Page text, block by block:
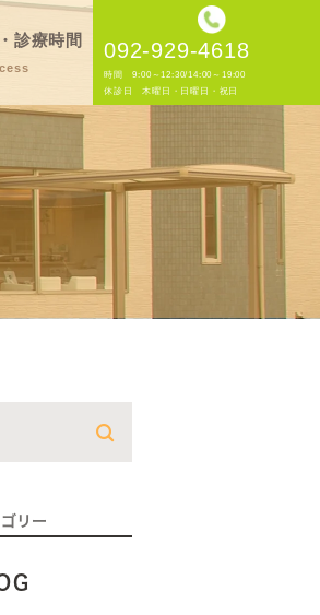
092-929-4618
時間 9:00～12:30/14:00～19:00
休診日 木曜日・日曜日・祝日
診療時間
リー